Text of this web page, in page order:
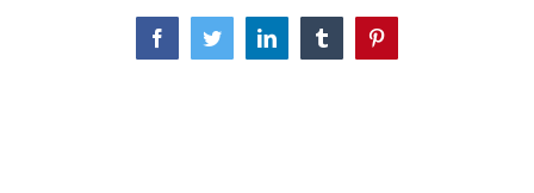
FacebookTwitterLinkedIn Tumblr